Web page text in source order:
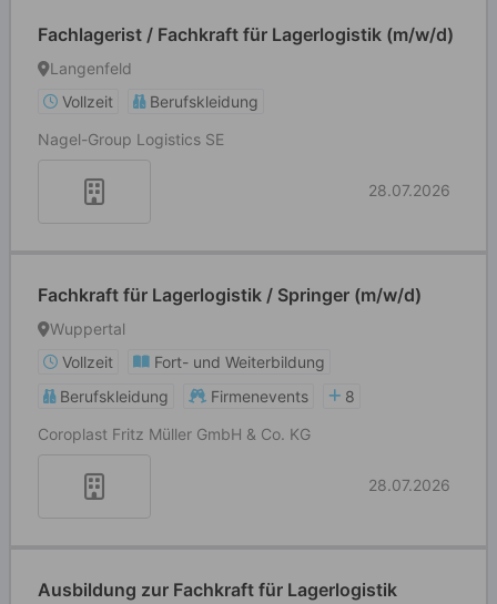
Fachlagerist / Fachkraft für Lagerlogistik (m/w/d)
Langenfeld
Vollzeit
Berufskleidung
Nagel-Group Logistics SE
28.07.2026
Fachkraft für Lagerlogistik / Springer (m/w/d)
Wuppertal
Vollzeit
Fort- und Weiterbildung
Berufskleidung
Firmenevents
8
Coroplast Fritz Müller GmbH & Co. KG
28.07.2026
Ausbildung zur Fachkraft für Lagerlogistik